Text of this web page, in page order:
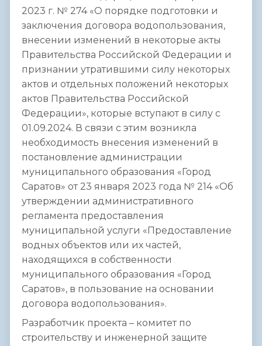
2023 г. № 274 «О порядке подготовки и
заключения договора водопользования,
внесении изменений в некоторые акты
Правительства Российской Федерации и
признании утратившими силу некоторых
актов и отдельных положений некоторых
актов Правительства Российской
Федерации», которые вступают в силу с
01.09.2024. В связи с этим возникла
необходимость внесения изменений в
постановление администрации
муниципального образования «Город
Саратов» от 23 января 2023 года № 214 «Об
утверждении административного
регламента предоставления
муниципальной услуги «Предоставление
водных объектов или их частей,
находящихся в собственности
муниципального образования «Город
Саратов», в пользование на основании
договора водопользования».
Разработчик проекта – комитет по
строительству и инженерной защите